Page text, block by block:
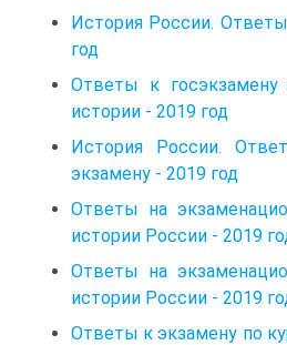
История России.
год
Ответы к госэкзамену
истории - 2019 год
История России.
экзамену - 2019 год
Ответы на
истории России - 2019
Ответы на
истории России - 2019
Ответы к экзамену по